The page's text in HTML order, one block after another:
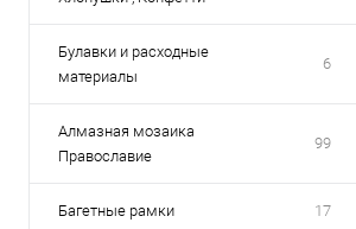
Булавки и расходные
материалы
6
Алмазная мозаика
Православие
99
Багетные рамки 17